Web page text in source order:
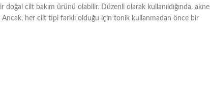
cilt bakım ürünü olabilir. Düzenli olarak kullanıldığında, akne
Ancak, her cilt tipi farklı olduğu için tonik kullanmadan önce bir